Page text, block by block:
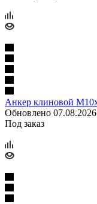
Анкер клиновой
Обновлено 07.08.2026
Под заказ